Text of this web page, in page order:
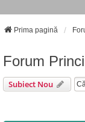
Prima pagină
Forum
Subiect Nou